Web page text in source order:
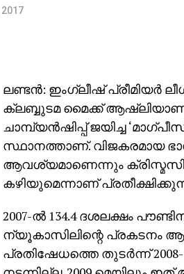
ലണ്ടന്‍: ഇംഗ്ലീഷ് പ്രീമിയര്‍
ക്ലബ്ബുടമ മൈക്ക്
ചാമ്പ്യന്‍ഷിപ്പ് ജയിച്ച
സ്ഥാനത്താണ്. വിജകരമായ
ആവശ്യമാണെന്നും
കഴിയുമെന്നാണ്
2007-ല്‍ 134.4 ദശലക്ഷം
ന്യൂകാസിലിന്റെ പ്രകടനം
പ്രതിഷേധത്തെ തുടര്‍ന്ന് 2008-